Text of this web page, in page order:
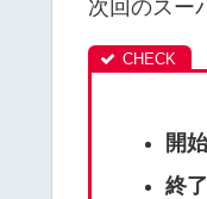
次回のスー
開
終